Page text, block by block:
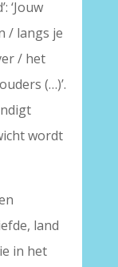
‘Jouw
/ langs je
/ het
(…)’.
wordt
land
in het